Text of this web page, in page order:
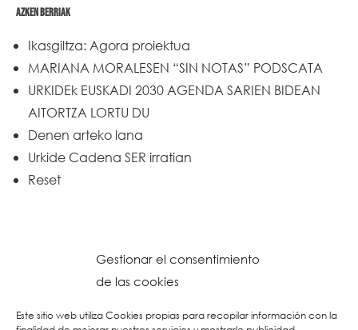
Gestionar el consentimiento
de las cookies
Este sitio web utiliza Cookies propias para recopilar información con la
AZKEN BERRIAK
Ikasgiltza: Agora proiektua
MARIANA MORALESEN “SIN NOTAS” PODSCATA
URKIDEk EUSKADI 2030 AGENDA SARIEN BIDEAN
AITORTZA LORTU DU
Denen arteko lana
Urkide Cadena SER irratian
Reset